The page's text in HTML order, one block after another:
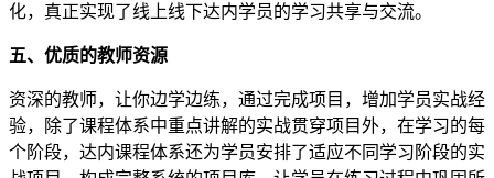
化，真正实现了线上线下达内学员的学习共享与交流。
五、优质的教师资源
资深的教师，让你边学边练，通过完成项目，增加学员实战经
验，除了课程体系中重点讲解的实战贯穿项目外，在学习的每
个阶段，达内课程体系还为学员安排了适应不同学习阶段的实